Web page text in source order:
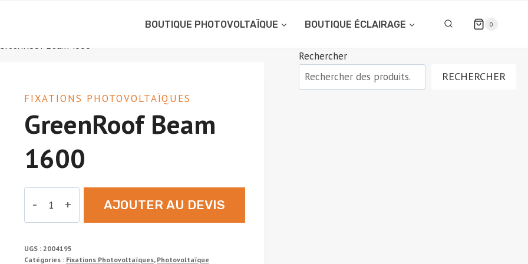
BOUTIQUE PHOTOVOLTAÏQUE BOUTIQUE ÉCLAIRAGE 0
GreenRoof Beam 1600
FIXATIONS PHOTOVOLTAÏQUES
GreenRoof Beam
1600
GreenRoof
1600
AJOUTER AU DEVIS
UGS : 2004195
Catégories : Fixations Photovoltaïques, Photovoltaïque
Rechercher
RECHERCHER